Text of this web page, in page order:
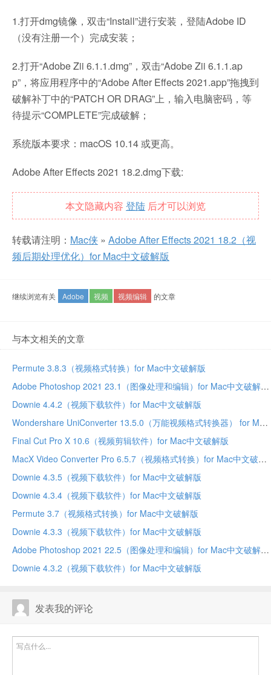
1.打开dmg镜像，双击“Install”进行安装，登陆Adobe ID
（没有注册一个）完成安装；
2.打开“Adobe Zii 6.1.1.dmg”，双击“Adobe Zii 6.1.1.ap
p”，将应用程序中的“Adobe After Effects 2021.app”拖拽到
破解补丁中的“PATCH OR DRAG”上，输入电脑密码，等
待提示“COMPLETE”完成破解；
系统版本要求：macOS 10.14 或更高。
Adobe After Effects 2021 18.2.dmg下载:
本文隐藏内容 登陆 后才可以浏览
转载请注明： Mac侠 » Adobe After Effects 2021 18.2（视
频后期处理优化）for Mac中文破解版
继续浏览有关 Adobe 视频 视频编辑 的文章
与本文相关的文章
Permute 3.8.3（视频格式转换）for Mac中文破解版
Adobe Photoshop 2021 23.1（图像处理和编辑）for Mac中文破解版
Downie 4.4.2（视频下载软件）for Mac中文破解版
Wondershare UniConverter 13.5.0（万能视频格式转换器） for Mac中文破解版
Final Cut Pro X 10.6（视频剪辑软件）for Mac中文破解版
MacX Video Converter Pro 6.5.7（视频格式转换）for Mac中文破解版
Downie 4.3.5（视频下载软件）for Mac中文破解版
Downie 4.3.4（视频下载软件）for Mac中文破解版
Permute 3.7（视频格式转换）for Mac中文破解版
Downie 4.3.3（视频下载软件）for Mac中文破解版
Adobe Photoshop 2021 22.5（图像处理和编辑）for Mac中文破解版
Downie 4.3.2（视频下载软件）for Mac中文破解版
发表我的评论